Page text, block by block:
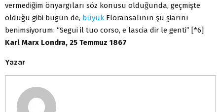
vermediğim önyargıları söz konusu olduğunda, geçmişte
olduğu gibi bugün de, büyük Floransalının şu şiarını
benimsiyorum: “Segui il tuo corso, e lascia dir le genti” [*6]
Karl Marx Londra, 25 Temmuz 1867
Yazar